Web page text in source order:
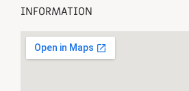
INFORMATION